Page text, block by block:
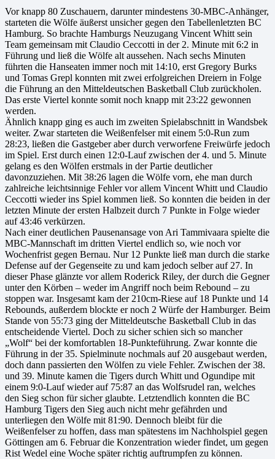
Vor knapp 80 Zuschauern, darunter mindestens 30-MBC-Anhänger,
starteten die Wölfe äußerst unsicher gegen den Tabellenletzten BC
Hamburg. So brachte Hamburgs Neuzugang Vincent Whitt sein
Team gemeinsam mit Claudio Ceccotti in der 2. Minute mit 6:2 in
Führung und ließ die Wölfe alt aussehen. Nach sechs Minuten
führten die Hanseaten immer noch mit 14:10, erst Gregory Burks
und Tomas Grepl konnten mit zwei erfolgreichen Dreiern in Folge
die Führung an den Mitteldeutschen Basketball Club zurückholen.
Das erste Viertel konnte somit noch knapp mit 23:22 gewonnen
werden.
Ähnlich knapp ging es auch im zweiten Spielabschnitt in Wandsbek
weiter. Zwar starteten die Weißenfelser mit einem 5:0-Run zum
28:23, ließen die Gastgeber aber durch verworfene Freiwürfe jedoch
im Spiel. Erst durch einen 12:0-Lauf zwischen der 4. und 5. Minute
gelang es den Wölfen erstmals in der Partie deutlicher
davonzuziehen. Mit 38:26 lagen die Wölfe vorn, ehe man durch
zahlreiche leichtsinnige Fehler vor allem Vincent Whitt und Claudio
Ceccotti wieder ins Spiel kommen ließ. So konnten die beiden in der
letzten Minute der ersten Halbzeit durch 7 Punkte in Folge wieder
auf 43:46 verkürzen.
Nach einer deutlichen Pausenansage von Ari Tammivaara spielte die
MBC-Mannschaft im dritten Viertel endlich so, wie noch vor
Wochenfrist gegen Bernau. Nur 12 Punkte ließ man durch die starke
Defense auf der Gegenseite zu und kam jedoch selber auf 27. In
dieser Phase glänzte vor allem Roderick Riley, der durch die Gegner
unter den Körben – weder im Angriff noch beim Rebound – zu
stoppen war. Insgesamt kam der 210cm-Riese auf 18 Punkte und 14
Rebounds, außerdem blockte er noch 2 Würfe der Hamburger. Beim
Stande von 55:73 ging der Mitteldeutsche Basketball Club in das
entscheidende Viertel. Doch zu sicher schien sich so mancher
„Wolf“ bei der komfortablen 18-Punkteführung. Zwar konnte die
Führung in der 35. Spielminute nochmals auf 20 ausgebaut werden,
doch dann passierten den Wölfen zu viele Fehler. Zwischen der 38.
und 39. Minute kamen die Tigers durch Whitt und Ogundipe mit
einem 9:0-Lauf wieder auf 75:87 an das Wolfsrudel ran, welches
den Sieg schon für sicher glaubte. Letztendlich konnten die BC
Hamburg Tigers den Sieg auch nicht mehr gefährden und
unterliegen den Wölfe mit 81:90. Dennoch bleibt für die
Weißenfelser zu hoffen, dass man spätestens im Nachholspiel gegen
Göttingen am 6. Februar die Konzentration wieder findet, um gegen
Rist Wedel eine Woche später richtig auftrumpfen zu können.